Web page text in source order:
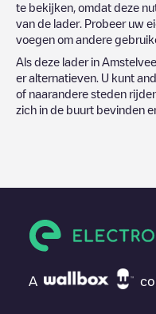
te bekijken, omdat deze
van de lader. Probeer uw
voegen om andere
Als deze lader in
er alternatieven. U kunt
of naarandere steden
zich in de buurt bevinden
A